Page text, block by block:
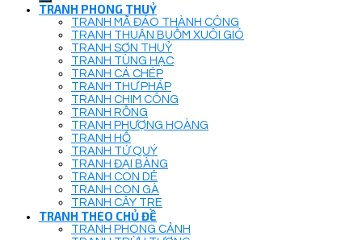
TRANH PHONG THUỶ
TRANH MÃ ĐÁO THÀNH CÔNG
TRANH THUẬN BUỒM XUÔI GIÓ
TRANH SƠN THUỶ
TRANH TÙNG HẠC
TRANH CÁ CHÉP
TRANH THƯ PHÁP
TRANH CHIM CÔNG
TRANH RỒNG
TRANH PHƯỢNG HOÀNG
TRANH HỔ
TRANH TỨ QUÝ
TRANH ĐẠI BÀNG
TRANH CON DÊ
TRANH CON GÀ
TRANH CÂY TRE
TRANH THEO CHỦ ĐỀ
TRANH PHONG CẢNH